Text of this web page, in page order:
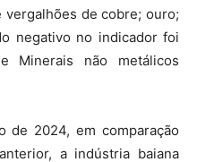
de cobre; ouro;
negativo no indicador foi
Minerais não metálicos
de 2024, em comparação
a indústria baiana